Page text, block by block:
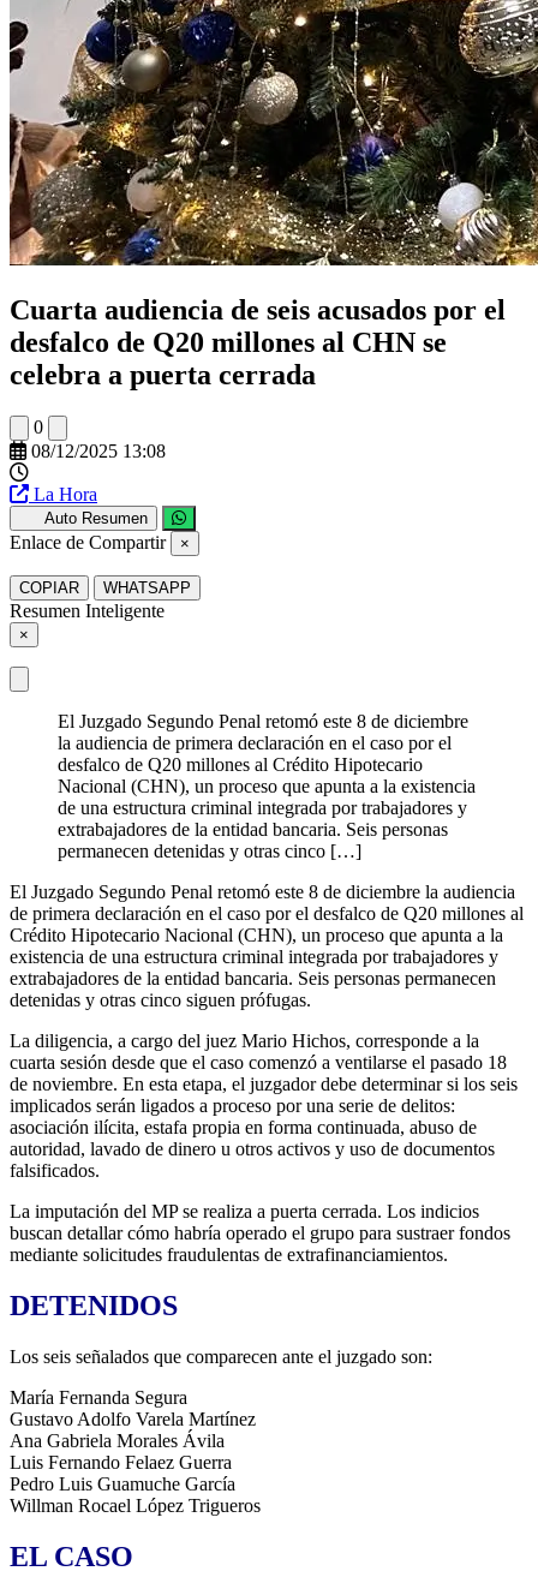
Cuarta audiencia de seis acusados por el
desfalco de Q20 millones al CHN se
celebra a puerta cerrada
0
08/12/2025 13:08
La Hora
Auto Resumen
Enlace de Compartir ×
COPIAR WHATSAPP
Resumen Inteligente
×
El Juzgado Segundo Penal retomó este 8 de diciembre
la audiencia de primera declaración en el caso por el
desfalco de Q20 millones al Crédito Hipotecario
Nacional (CHN), un proceso que apunta a la existencia
de una estructura criminal integrada por trabajadores y
extrabajadores de la entidad bancaria. Seis personas
permanecen detenidas y otras cinco […]
El Juzgado Segundo Penal retomó este 8 de diciembre la audiencia
de primera declaración en el caso por el desfalco de Q20 millones al
Crédito Hipotecario Nacional (CHN), un proceso que apunta a la
existencia de una estructura criminal integrada por trabajadores y
extrabajadores de la entidad bancaria. Seis personas permanecen
detenidas y otras cinco siguen prófugas.
La diligencia, a cargo del juez Mario Hichos, corresponde a la
cuarta sesión desde que el caso comenzó a ventilarse el pasado 18
de noviembre. En esta etapa, el juzgador debe determinar si los seis
implicados serán ligados a proceso por una serie de delitos:
asociación ilícita, estafa propia en forma continuada, abuso de
autoridad, lavado de dinero u otros activos y uso de documentos
falsificados.
La imputación del MP se realiza a puerta cerrada. Los indicios
buscan detallar cómo habría operado el grupo para sustraer fondos
mediante solicitudes fraudulentas de extrafinanciamientos.
DETENIDOS
Los seis señalados que comparecen ante el juzgado son:
María Fernanda Segura
Gustavo Adolfo Varela Martínez
Ana Gabriela Morales Ávila
Luis Fernando Felaez Guerra
Pedro Luis Guamuche García
Willman Rocael López Trigueros
EL CASO